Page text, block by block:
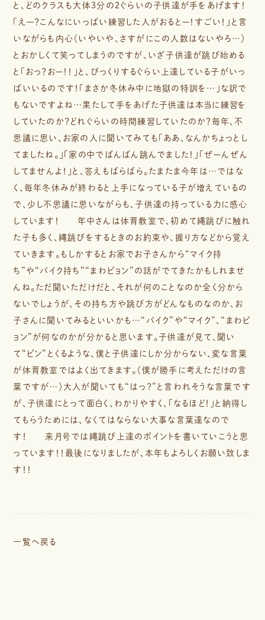
と、どのクラスも大体３分の２ぐらいの子供達が手をあげます！
「えー？こんなにいっぱい練習した人がおるとー！すごい！」と言
いながらも内心（いやいや、さすがにこの人数はないやろ…）
とおかしくて笑ってしまうのですが、いざ子供達が跳び始める
と「おっ？おー！！」と、びっくりするぐらい上達している子がいっ
ぱいいるのです！「まさか冬休み中に地獄の特訓を…」な訳で
もないですよね…果たして手をあげた子供達は本当に練習を
していたのか？どれぐらいの時間練習していたのか？毎年、不
思議に思い、お家の人に聞いてみても「ああ、なんかちょっとし
てましたね。」「家の中でばんばん跳んでました！」「ぜーんぜん
してませんよ！」と、答えもばらばら。たまたま今年は…ではな
く、毎年冬休みが終わると上手になっている子が増えているの
で、少し不思議に思いながらも、子供達の持っている力に感心
しています！ 年中さんは体育教室で、初めて縄跳びに触れ
た子も多く、縄跳びをするときのお約束や、握り方などから覚え
ていきます。もしかするとお家でお子さんから“マイク持
ち”や“バイク持ち”“まわピョン”の話がでてきたかもしれませ
んね。ただ聞いただけだと、それが何のことなのか全く分から
ないでしょうが、その持ち方や跳び方がどんなものなのか、お
子さんに聞いてみるといいかも…“バイク”や“マイク”、“まわピ
ョン”が何なのかが分かると思います。子供達が見て、聞い
て“ピン”とくるような、僕と子供達にしか分からない、変な言葉
が体育教室ではよく出てきます。（僕が勝手に考えただけの言
葉ですが…）大人が聞いても“はっ？”と言われそうな言葉です
が、子供達にとって面白く、わかりやすく、「なるほど！」と納得し
てもらうためには、なくてはならない大事な言葉達なので
す！ 来月号では縄跳び上達のポイントを書いていこうと思
っています！！最後になりましたが、本年もよろしくお願い致しま
す！！
一覧へ戻る